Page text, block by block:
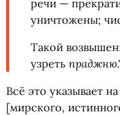
речи —
уничтожены;
Такой
узреть праджню
Всё это указывает
[мирского,